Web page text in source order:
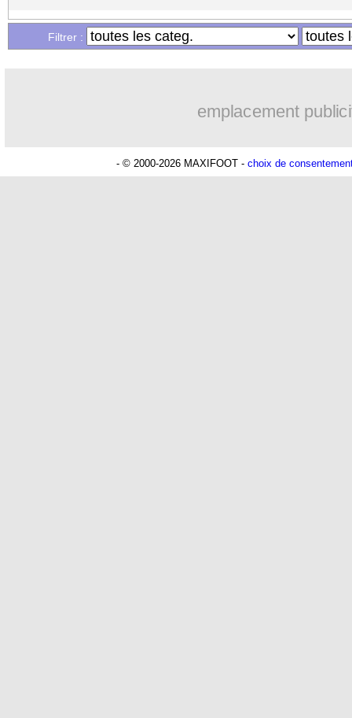
Liste des brèves du lun. 18 septembre
Filtrer :
emplacement
- © 2000-2026 MAXIFOOT - choix de